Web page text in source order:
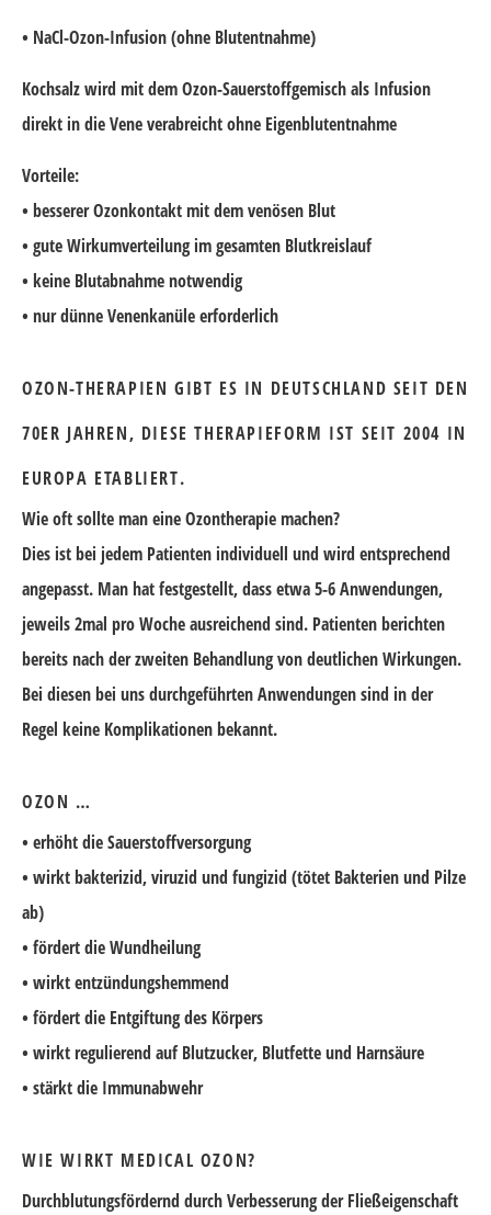
• NaCl-Ozon-Infusion (ohne Blutentnahme)
Kochsalz wird mit dem Ozon-Sauerstoffgemisch als Infusion
direkt in die Vene verabreicht ohne Eigenblutentnahme
Vorteile:
• besserer Ozonkontakt mit dem venösen Blut
• gute Wirkumverteilung im gesamten Blutkreislauf
• keine Blutabnahme notwendig
• nur dünne Venenkanüle erforderlich
OZON-THERAPIEN GIBT ES IN DEUTSCHLAND SEIT DEN
70ER JAHREN, DIESE THERAPIEFORM IST SEIT 2004 IN
EUROPA ETABLIERT.
Wie oft sollte man eine Ozontherapie machen?
Dies ist bei jedem Patienten individuell und wird entsprechend
angepasst. Man hat festgestellt, dass etwa 5-6 Anwendungen,
jeweils 2mal pro Woche ausreichend sind. Patienten berichten
bereits nach der zweiten Behandlung von deutlichen Wirkungen.
Bei diesen bei uns durchgeführten Anwendungen sind in der
Regel keine Komplikationen bekannt.
OZON …
• erhöht die Sauerstoffversorgung
• wirkt bakterizid, viruzid und fungizid (tötet Bakterien und Pilze
ab)
• fördert die Wundheilung
• wirkt entzündungshemmend
• fördert die Entgiftung des Körpers
• wirkt regulierend auf Blutzucker, Blutfette und Harnsäure
• stärkt die Immunabwehr
WIE WIRKT MEDICAL OZON?
Durchblutungsfördernd durch Verbesserung der Fließeigenschaft